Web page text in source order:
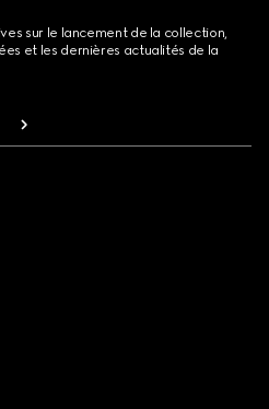
sur le lancement de la collection,
et les dernières actualités de la